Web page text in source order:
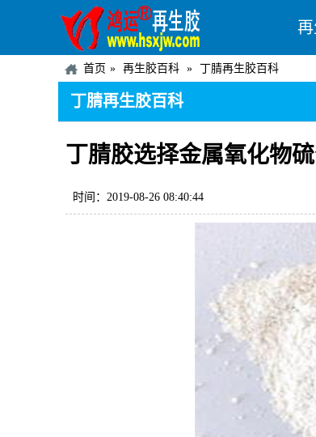
首页 再生胶百科 丁腈再生胶百科
丁腈再生胶百科
丁腈胶选择金属氧化物
时间：2019-08-26 08:40:44